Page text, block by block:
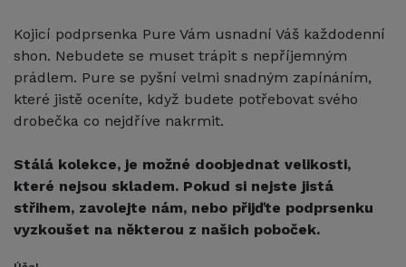
Kojicí podprsenka Pure Vám usnadní Váš každodenní
shon. Nebudete se muset trápit s nepříjemným
prádlem. Pure se pyšní velmi snadným zapínáním,
které jistě oceníte, když budete potřebovat svého
drobečka co nejdříve nakrmit.
Stálá kolekce, je možné doobjednat velikosti,
které nejsou skladem. Pokud si nejste jistá
střihem, zavolejte nám, nebo přijďte podprsenku
vyzkoušet na některou z našich poboček.